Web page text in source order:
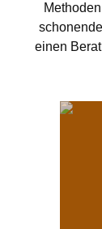
einen